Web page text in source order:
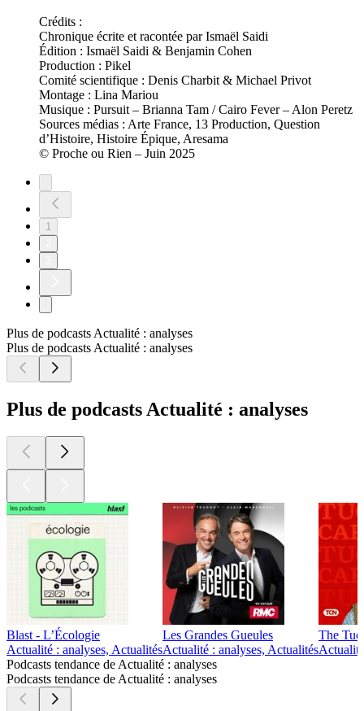
Crédits :
Chronique écrite et racontée par Ismaël Saidi
Édition : Ismaël Saidi & Benjamin Cohen
Production : Pikel
Comité scientifique : Denis Charbit & Michael Privot
Montage : Lina Mariou
Musique : Pursuit – Brianna Tam / Cairo Fever – Alon Peretz
Sources médias : Arte France, 13 Production, Question
d’Histoire, Histoire Épique, Aresama
© Proche ou Rien – Juin 2025
1
Plus de podcasts Actualité : analyses
Plus de podcasts Actualité : analyses
Plus de podcasts Actualité : analyses
Blast - L’Écologie
Actualité : analyses, Actualités
Les Grandes Gueules
Actualité : analyses, Actualités
The
Podcasts tendance de Actualité : analyses
Podcasts tendance de Actualité : analyses